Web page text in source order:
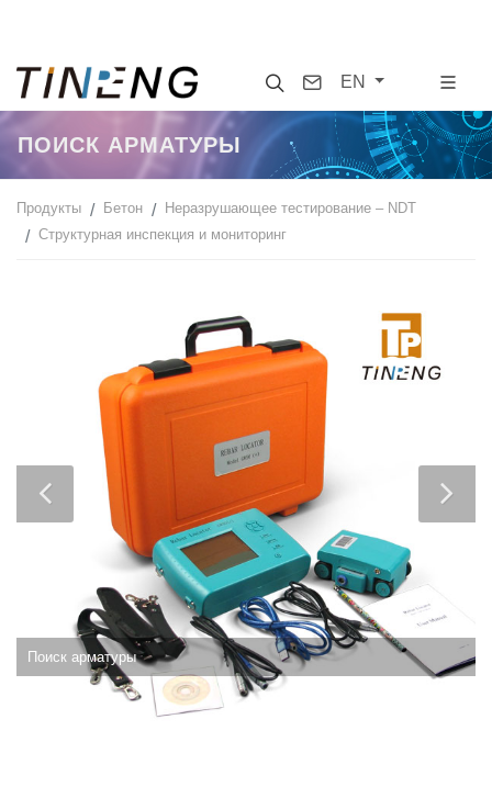
SearchContact
EN
ПОИСК АРМАТУРЫ
Продукты Бетон
Неразрушающее тестирование – NDT
Cтруктурная инспекция и мониторинг
Поиск арматуры